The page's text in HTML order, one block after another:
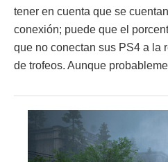
tener en cuenta que se
conexión; puede que el
que no conectan sus PS4 a la
de trofeos. Aunque